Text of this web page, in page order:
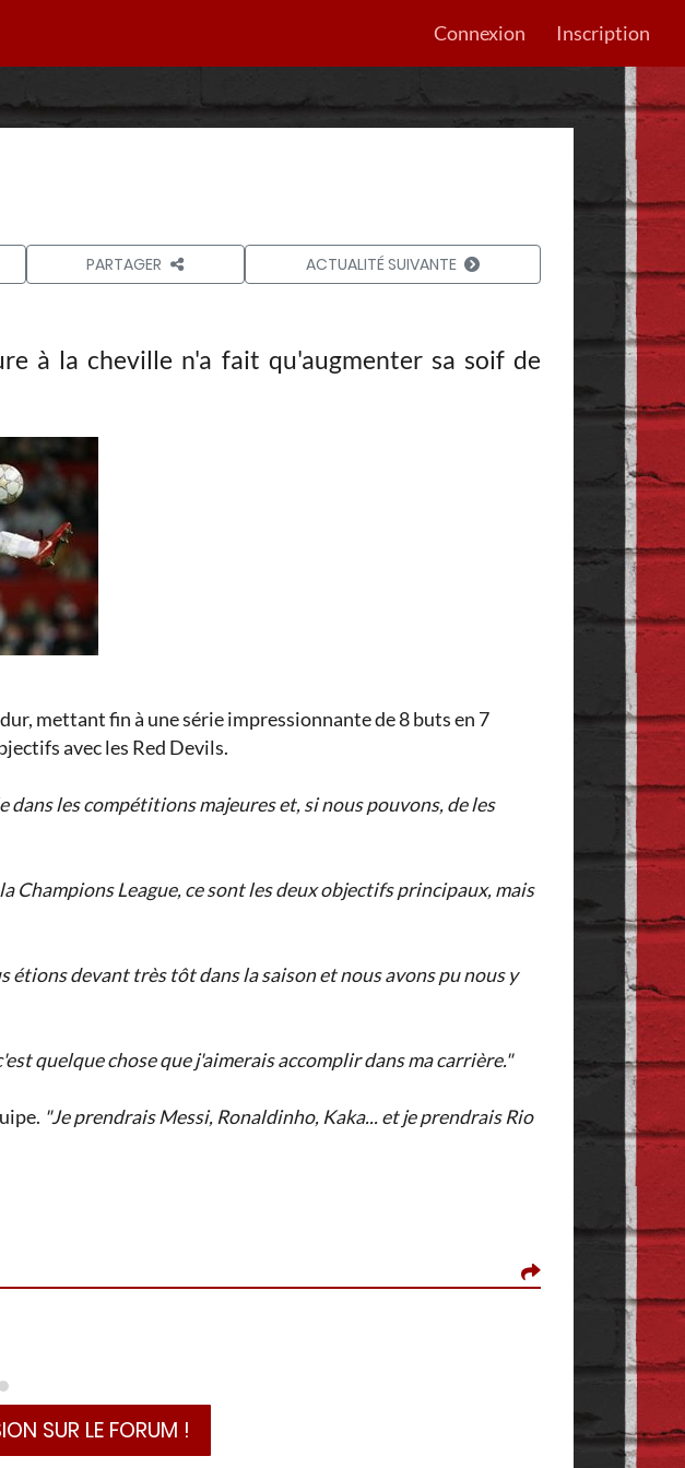
Connexion Inscription
PARTAGER ACTUALITÉ SUIVANTE
à la cheville n'a fait qu'augmenter sa soif de
mettant fin à une série impressionnante de 8 buts en 7
avec les Red Devils.
les compétitions majeures et, si nous pouvons, de les
Champions League, ce sont les deux objectifs principaux, mais
étions devant très tôt dans la saison et nous avons pu nous y
quelque chose que j'aimerais accomplir dans ma carrière."
"Je prendrais Messi, Ronaldinho, Kaka... et je prendrais Rio
SUR LE FORUM !